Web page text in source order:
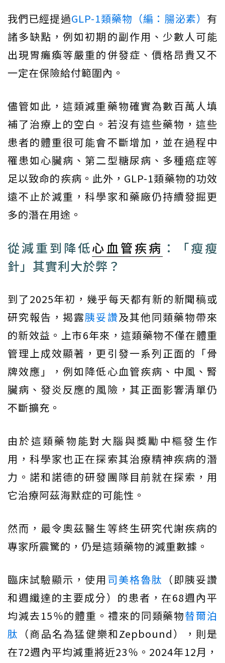
我們已經提過GLP-1類藥物（編：腸泌素） 有
諸多缺點，例如初期的副作用、少數人可能
出現胃癱瘓等嚴重的併發症、價格昂貴又不
一定在保險給付範圍內。
儘管如此，這類減重藥物確實為數百萬人填
補了治療上的空白。若沒有這些藥物，這些
患者的體重很可能會不斷增加，並在過程中
罹患如心臟病、第二型糖尿病、多種癌症等
足以致命的疾病。此外，GLP-1類藥物的功效
遠不止於減重，科學家和藥廠仍持續發掘更
多的潛在用途。
從減重到降低心血管疾病 ：「瘦瘦
針」其實利大於弊？
到了2025年初，幾乎每天都有新的新聞稿或
研究報告，揭露胰妥讚及其他同類藥物帶來
的新效益。上市6年來，這類藥物不僅在體重
管理上成效顯著，更引發一系列正面的「骨
牌效應」，例如降低心血管疾病、中風、腎
臟病、發炎反應的風險，其正面影響清單仍
不斷擴充。
由於這類藥物能對大腦與獎勵中樞發生作
用，科學家也正在探索其治療精神疾病的潛
力。諾和諾德的研發團隊目前就在探索，用
它治療阿茲海默症的可能性。
然而，最令奧茲醫生等終生研究代謝疾病的
專家所震驚的，仍是這類藥物的減重數據。
臨床試驗顯示，使用 司美格魯肽 （即胰妥讚
和週纖達的主要成分）的患者，在68週內平
均減去15％的體重。禮來的同類藥物替爾泊
肽 （商品名為猛健樂和Zepbound），則是
在72週內平均減重將近23％。2024年12月，